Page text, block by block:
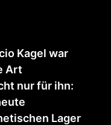
Kagel war
Art
nur für ihn:
Lager